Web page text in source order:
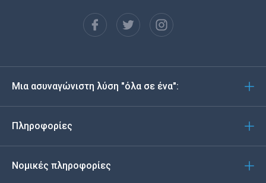
Español
Deutsch
Italiano
Μια ασυναγώνιστη λύση "όλα σε ένα":
Πληροφορίες
Νομικές πληροφορίες